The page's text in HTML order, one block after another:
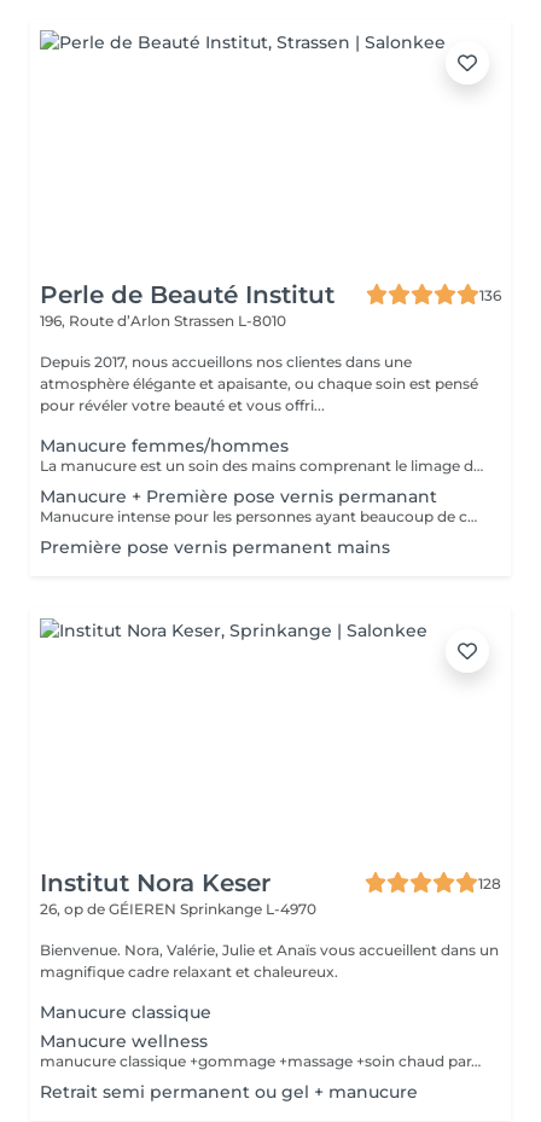
Perle de Beauté Institut
136
196, Route d’Arlon Strassen L-8010
Depuis 2017, nous accueillons nos clientes dans une
atmosphère élégante et apaisante, ou chaque soin est pensé
pour révéler votre beauté et vous offri...
Manucure femmes/hommes
La manucure est un soin des mains comprenant le limage des ongles, la pousse et la coupe des cuticules, gommage, massage avec crème de soin et application d'un vernis transparent si désiré.
Manucure + Première pose vernis permanant
Manucure intense pour les personnes ayant beaucoup de cuticules + appliquer vernis permanant
Première pose vernis permanent mains
Institut Nora Keser
128
26, op de GÉIEREN Sprinkange L-4970
Bienvenue. Nora, Valérie, Julie et Anaïs vous accueillent dans un
magnifique cadre relaxant et chaleureux.
Manucure classique
Manucure wellness
manucure classique +gommage +massage +soin chaud paraffine
Retrait semi permanent ou gel + manucure